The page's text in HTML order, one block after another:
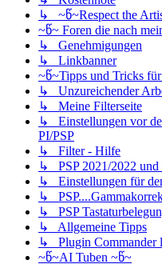
↳ ~წ~Respect the
~წ~ Foren die nach
↳ Genehmigungen
↳ Linkbanner
~წ~Tipps und Tricks
↳ Unzureichender
↳ Meine Filterseite
↳ Einstellungen vor
PI/PSP
↳ Filter - Hilfe
↳ PSP 2021/2022 und
↳ Einstellungen für
↳
↳ PSP
↳ Allgemeine Tipps
↳ Plugin Commander
~წ~AI Tuben ~წ~